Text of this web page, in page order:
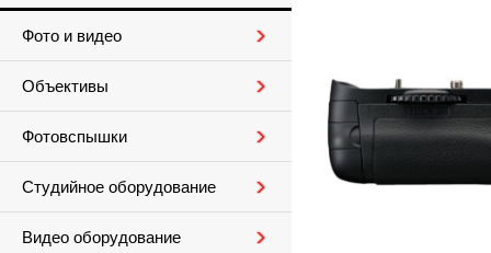
Фото и видео
Объективы
Фотовспышки
Студийное оборудование
Видео оборудование